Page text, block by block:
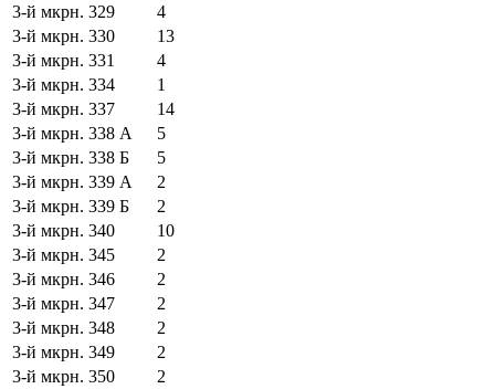
3-й мкрн. 329
4
3-й мкрн. 330
13
3-й мкрн. 331
4
3-й мкрн. 334
1
3-й мкрн. 337
14
3-й мкрн. 338 А
5
3-й мкрн. 338 Б
5
3-й мкрн. 339 А
2
3-й мкрн. 339 Б
2
3-й мкрн. 340
10
3-й мкрн. 345
2
3-й мкрн. 346
2
3-й мкрн. 347
2
3-й мкрн. 348
2
3-й мкрн. 349
2
3-й мкрн. 350
2